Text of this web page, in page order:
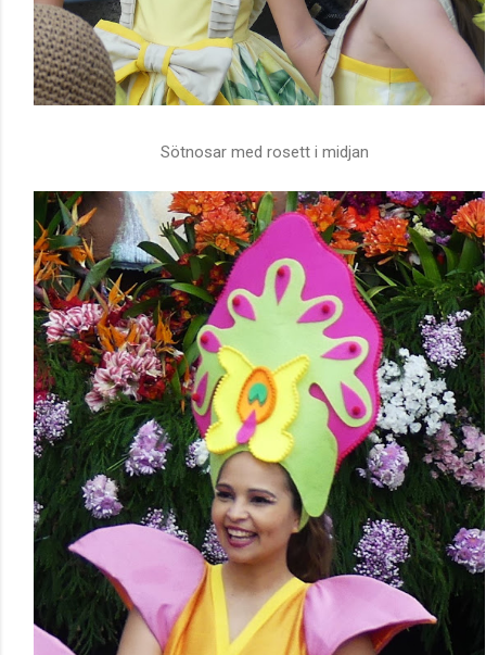
Sötnosar med rosett i midjan